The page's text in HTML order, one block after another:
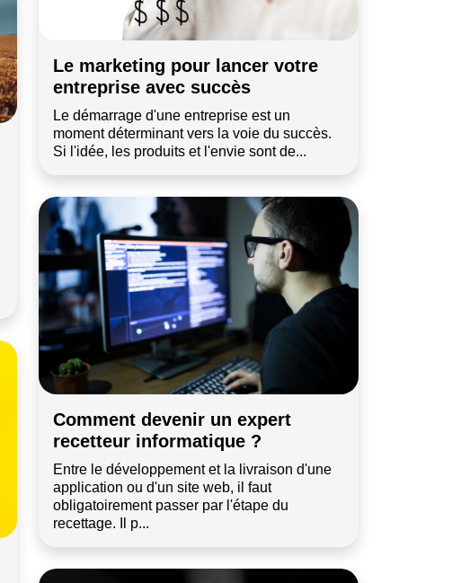
Le marketing pour lancer votre
entreprise avec succès
Le démarrage d'une entreprise est un
moment déterminant vers la voie du succès.
Si l'idée, les produits et l'envie sont de...
Comment devenir un expert
recetteur informatique ?
Entre le développement et la livraison d'une
application ou d'un site web, il faut
obligatoirement passer par l'étape du
recettage. Il p...